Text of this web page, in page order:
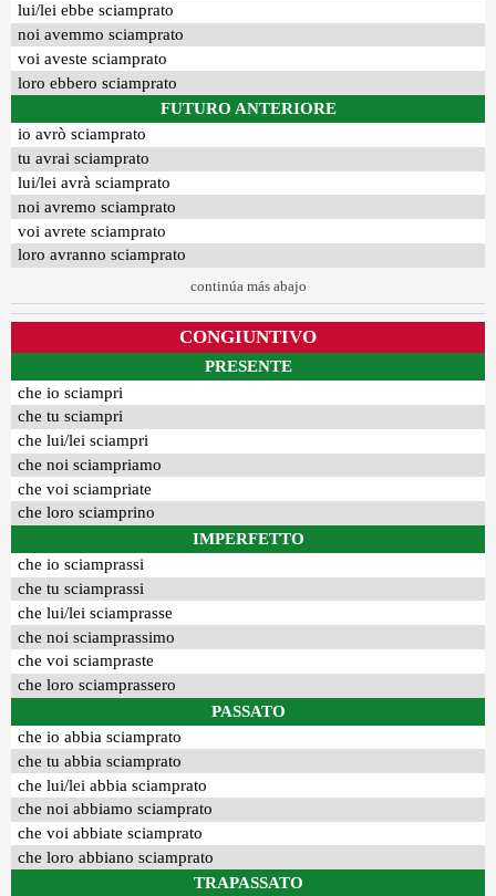
lui/lei ebbe sciamprato
noi avemmo sciamprato
voi aveste sciamprato
loro ebbero sciamprato
FUTURO ANTERIORE
io avrò sciamprato
tu avrai sciamprato
lui/lei avrà sciamprato
noi avremo sciamprato
voi avrete sciamprato
loro avranno sciamprato
continúa más abajo
CONGIUNTIVO
PRESENTE
che io sciampri
che tu sciampri
che lui/lei sciampri
che noi sciampriamo
che voi sciampriate
che loro sciamprino
IMPERFETTO
che io sciamprassi
che tu sciamprassi
che lui/lei sciamprasse
che noi sciamprassimo
che voi sciampraste
che loro sciamprassero
PASSATO
che io abbia sciamprato
che tu abbia sciamprato
che lui/lei abbia sciamprato
che noi abbiamo sciamprato
che voi abbiate sciamprato
che loro abbiano sciamprato
TRAPASSATO